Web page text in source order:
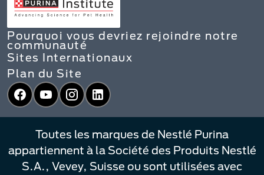
Pourquoi vous devriez rejoindre notre
communauté
Sites Internationaux
Plan du Site
Facebook
YouTubeInstagram
LinkedIn
Toutes les marques de Nestlé Purina
appartiennent à la Société des Produits Nestlé
S.A., Vevey, Suisse ou sont utilisées avec